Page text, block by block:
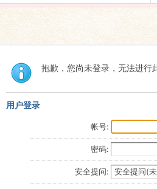
抱歉，您尚未登录，无法进行
用户登录
帐号:
密码:
安全提问: